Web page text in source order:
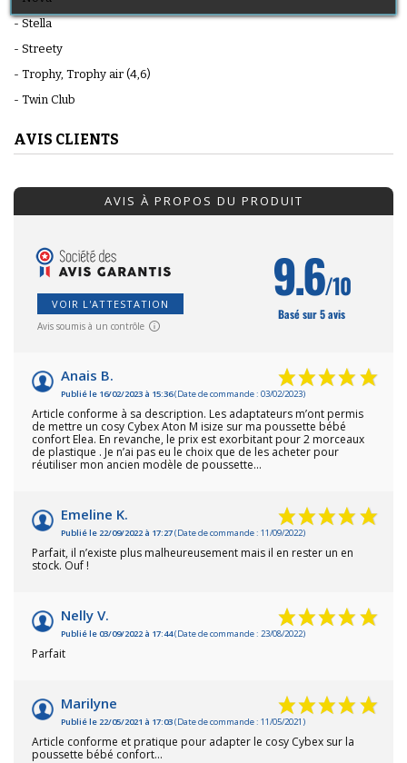
- Stella
- Streety
- Trophy, Trophy air (4,6)
- Twin Club
AVIS CLIENTS
AVIS À PROPOS DU PRODUIT
VOIR L'ATTESTATION
Avis soumis à un contrôle
9.6/10
Basé sur 5 avis
Anais B.
Publié le 16/02/2023 à 15:36(Date de commande : 03/02/2023)
Article conforme à sa description. Les adaptateurs m’ont permis
de mettre un cosy Cybex Aton M isize sur ma poussette bébé
confort Elea. En revanche, le prix est exorbitant pour 2 morceaux
de plastique . Je n’ai pas eu le choix que de les acheter pour
réutiliser mon ancien modèle de poussette…
Emeline K.
Publié le 22/09/2022 à 17:27(Date de commande : 11/09/2022)
Parfait, il n’existe plus malheureusement mais il en rester un en
stock. Ouf !
Nelly V.
Publié le 03/09/2022 à 17:44(Date de commande : 23/08/2022)
Parfait
Marilyne
Publié le 22/05/2021 à 17:03(Date de commande : 11/05/2021)
Article conforme et pratique pour adapter le cosy Cybex sur la
poussette bébé confort...